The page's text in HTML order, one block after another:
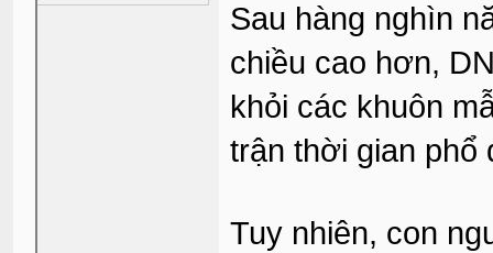
Sau hàng nghìn
chiều cao hơn,
khỏi các khuôn
trận thời gian phổ
Tuy nhiên, con